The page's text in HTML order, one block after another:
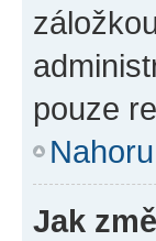
pouze
Nahoru
Jak